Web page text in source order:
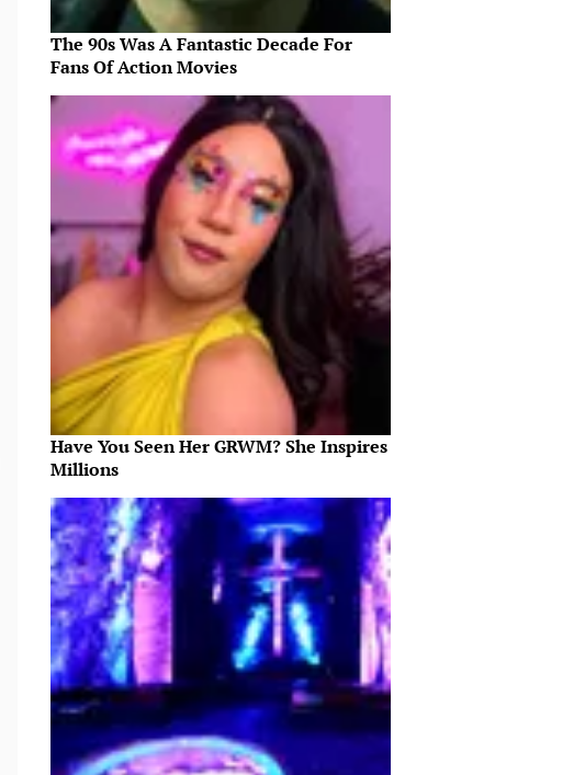
The 90s Was A Fantastic Decade For
Fans Of Action Movies
Have You Seen Her GRWM? She Inspires
Millions